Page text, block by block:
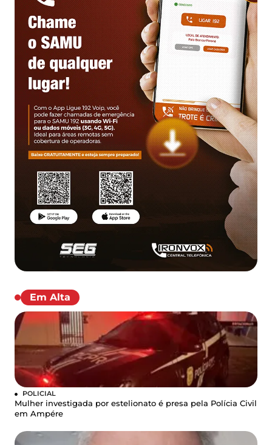
Em Alta
POLICIAL
Mulher investigada por estelionato é presa pela Polícia Civil
em Ampére